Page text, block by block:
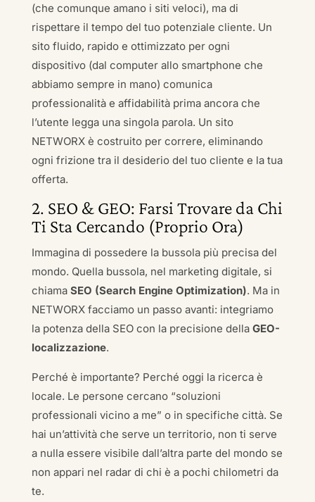
(che comunque amano i siti veloci), ma di
rispettare il tempo del tuo potenziale cliente. Un
sito fluido, rapido e ottimizzato per ogni
dispositivo (dal computer allo smartphone che
abbiamo sempre in mano) comunica
professionalità e affidabilità prima ancora che
l’utente legga una singola parola. Un sito
NETWORX è costruito per correre, eliminando
ogni frizione tra il desiderio del tuo cliente e la tua
offerta.
2. SEO & GEO: Farsi Trovare da Chi
Ti Sta Cercando (Proprio Ora)
Immagina di possedere la bussola più precisa del
mondo. Quella bussola, nel marketing digitale, si
chiama SEO (Search Engine Optimization). Ma in
NETWORX facciamo un passo avanti: integriamo
la potenza della SEO con la precisione della GEO-
localizzazione.
Perché è importante? Perché oggi la ricerca è
locale. Le persone cercano “soluzioni
professionali vicino a me” o in specifiche città. Se
hai un’attività che serve un territorio, non ti serve
a nulla essere visibile dall’altra parte del mondo se
non appari nel radar di chi è a pochi chilometri da
te.